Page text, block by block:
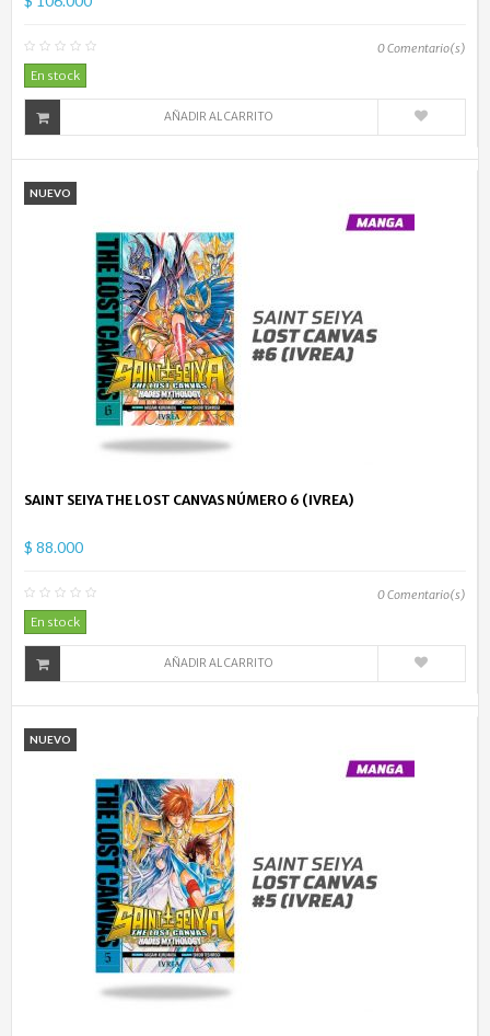
0Comentario(s)
En stock
AÑADIR AL CARRITO
NUEVO
SAINT SEIYA THE LOST CANVAS NÚMERO 6 (IVREA)
$ 88.000
0Comentario(s)
En stock
AÑADIR AL CARRITO
NUEVO